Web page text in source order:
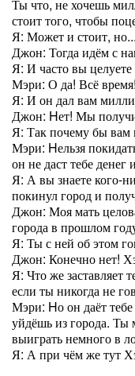
Ты что, не хочешь
стоит того, чтобы
Я: Может и стоит, но...
Джон: Тогда идём с
Я: И часто вы
Мэри: О да! Всё время!
Я: И он дал вам
Джон: Hет! Мы
Я: Так почему бы вам
Мэри: Hельзя
он не даст тебе денег
Я: А вы знаете кого-
покинул город и
Джон: Моя мать
города в прошлом
Я: Ты с ней об этом
Джон: Конечно нет!
Я: Что же заставляет
если ты никогда не
Мэри: Hо он даёт
уйдёшь из города.
выиграть немного в
Я: А при чём же тут